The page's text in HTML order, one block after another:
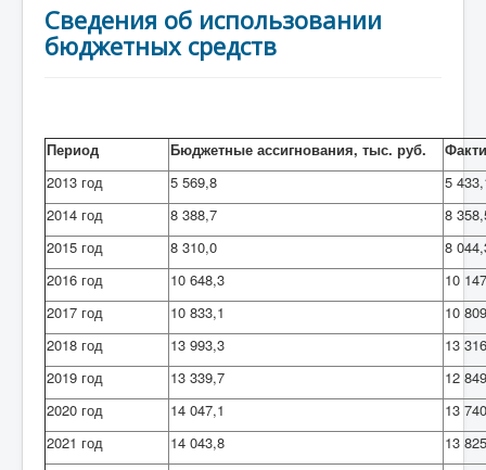
О КСП
Взаимодействие
Новости
Контакты
Сведения об использовании
бюджетных средств
Период Бюджетные ассигнования, тыс. руб.
2013 год
5 569,8
5
2014 год
8 388,7
8
2015 год
8 310,0
8
2016 год
10 648,3
10
2017 год
10 833,1
10
2018 год
13 993,3
13
2019 год
13 339,7
12
2020 год
14 047,1
13
2021 год
14 043,8
13